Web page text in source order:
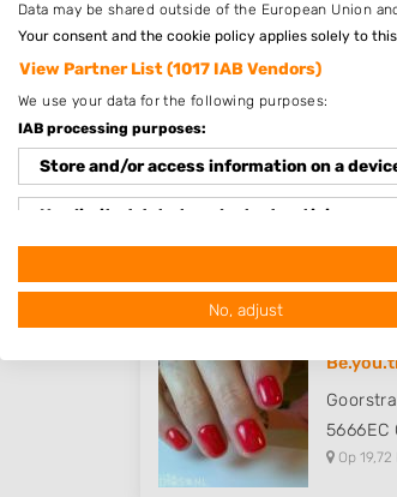
Op 18,19
5632PD
5666EC
Op
Data may be shared outside of the European Union
Your consent and the cookie policy applies solely to
View Partner List (1017 IAB Vendors)
We use your data for the following purposes:
IAB processing purposes:
Store and/or access information on a
Use limited data to select advertising
Use profiles to select personalised
Create profiles to personalise content
Use profiles to select personalised content
Measure advertising performance
No, adjust